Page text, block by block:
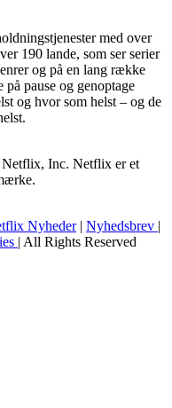
med over
190 lande, som ser serier
og på en lang række
pause og genoptage
og hvor som helst – og de
Netflix, Inc. Netflix er et
Nyheder| Nyhedsbrev |
| All Rights Reserved